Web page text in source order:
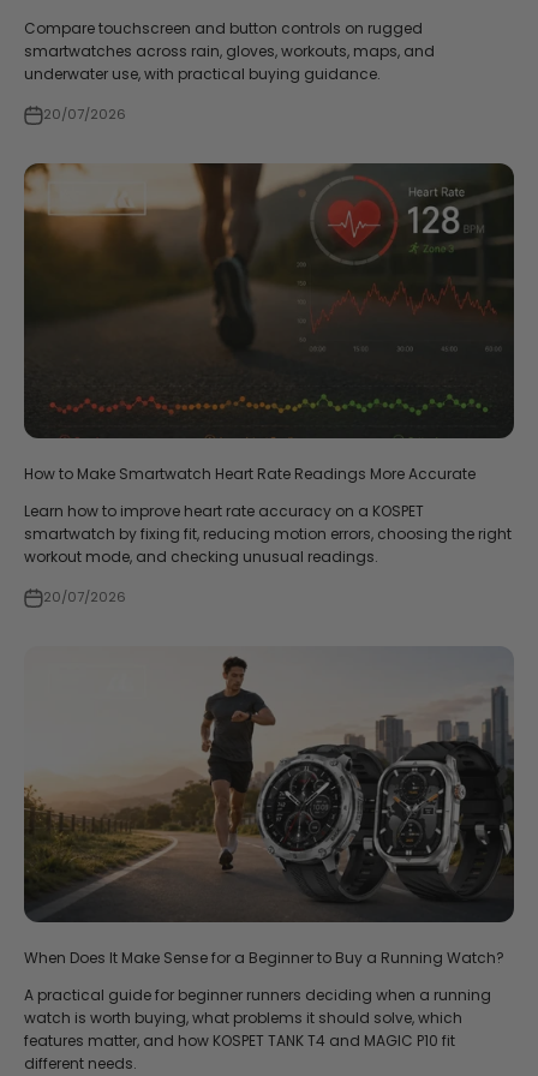
Compare touchscreen and button controls on rugged
smartwatches across rain, gloves, workouts, maps, and
underwater use, with practical buying guidance.
20/07/2026
How to Make Smartwatch Heart Rate Readings More Accurate
Learn how to improve heart rate accuracy on a KOSPET
smartwatch by fixing fit, reducing motion errors, choosing the right
workout mode, and checking unusual readings.
20/07/2026
When Does It Make Sense for a Beginner to Buy a Running Watch?
A practical guide for beginner runners deciding when a running
watch is worth buying, what problems it should solve, which
features matter, and how KOSPET TANK T4 and MAGIC P10 fit
different needs.